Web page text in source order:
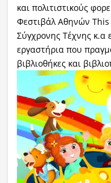
και πολιτιστικούς
Φεστιβάλ Αθηνών
Σύγχρονης Τέχνης κ.α
εργαστήρια που
βιβλιοθήκες και